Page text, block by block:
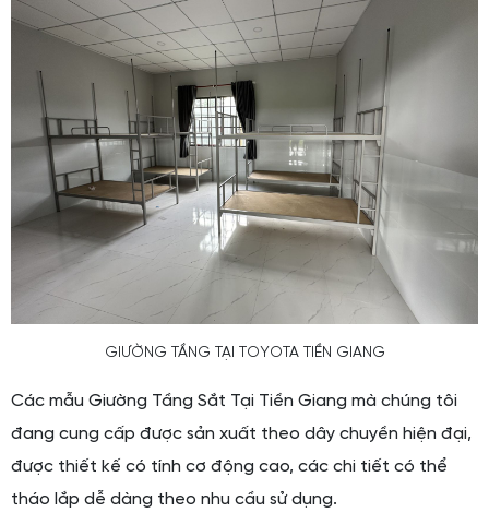
GIƯỜNG TẦNG TẠI TOYOTA TIỀN GIANG
Các mẫu Giường Tầng Sắt Tại Tiền Giang mà chúng tôi
đang cung cấp được sản xuất theo dây chuyền hiện đại,
được thiết kế có tính cơ động cao, các chi tiết có thể
tháo lắp dễ dàng theo nhu cầu sử dụng.